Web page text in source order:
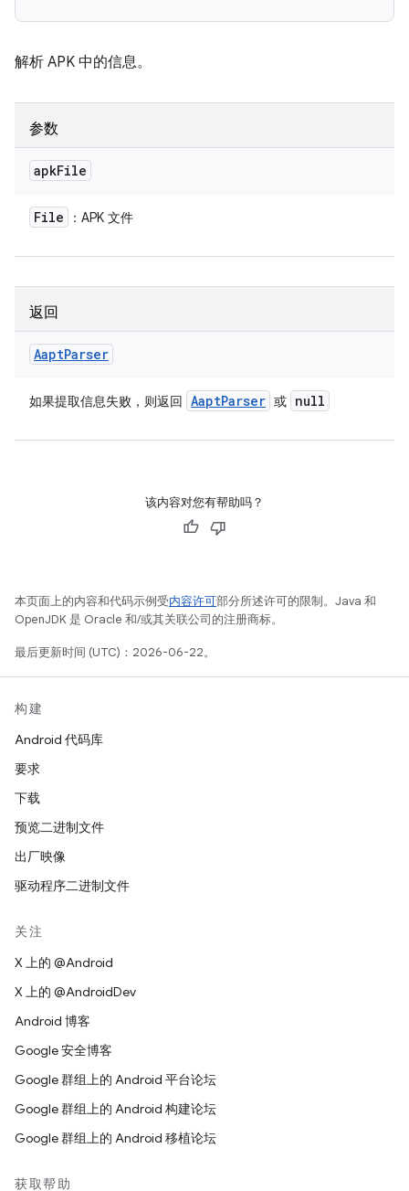
解析 APK 中的信息。
参数
apkFile
File ：APK 文件
返回
AaptParser
如果提取信息失败，则返回 AaptParser 或 null
该内容对您有帮助吗？
本页面上的内容和代码示例受内容许可部分所述许可的限制。Java 和
OpenJDK 是 Oracle 和/或其关联公司的注册商标。
最后更新时间 (UTC)：2026-06-22。
构建
Android 代码库
要求
下载
预览二进制文件
出厂映像
驱动程序二进制文件
关注
X 上的 @Android
X 上的 @AndroidDev
Android 博客
Google 安全博客
Google 群组上的 Android 平台论坛
Google 群组上的 Android 构建论坛
Google 群组上的 Android 移植论坛
获取帮助